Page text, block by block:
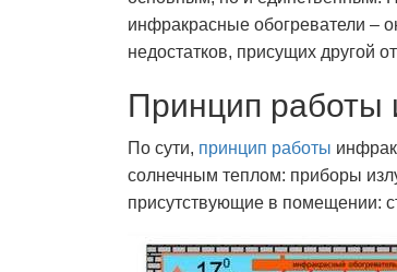
инфракрасные обогреватели –
недостатков, присущих другой
Принцип работы
По сути, принцип работы
солнечным теплом: приборы
присутствующие в помещении: